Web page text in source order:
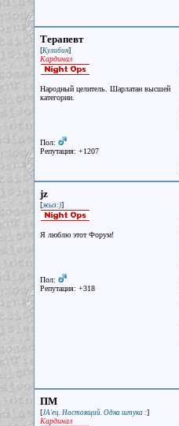
Терапевт
[Кулибин]
Кардинал
Народный целитель. Шарлатан высшей
категории.
Пол:
Репутация: +1207
jz
[жыз:)]
Я люблю этот Форум!
Пол:
Репутация: +318
ПМ
[JA'ец. Настоящий. Одна штука :]
Кардинал